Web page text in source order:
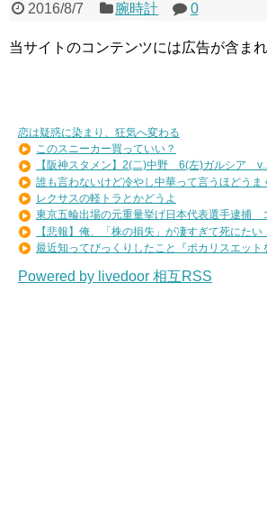
2016/8/7 腕時計 0
当サイトのコンテンツには広告が含まれ
恋は疑惑に染まり、狂気へ変わる
このスニーカー買っていい？
【阪神スタメン】2(二)中野 6(左)ガルシア
誰も言わないけど冷やし中華って言うほどうま
レクサスの軽トラとかどうよ
東京五輪出場の元重量挙げ日本代表選手逮捕
【悲報】俺、「株の損失」が凄すぎて死にたい
最近知ってびっくりしたこと『ポカリスエット
Powered by livedoor 相互RSS